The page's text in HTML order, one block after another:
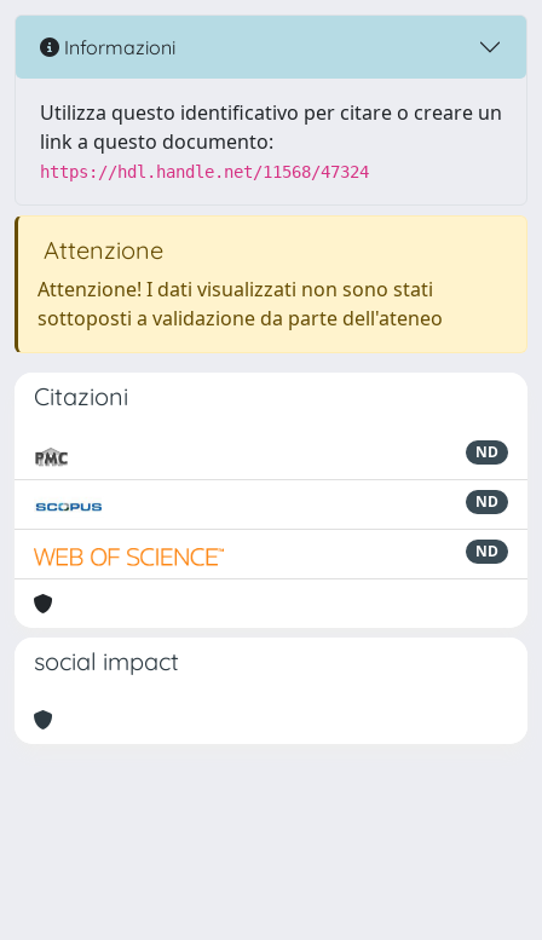
Informazioni
Utilizza questo identificativo per citare o creare un
link a questo documento:
https://hdl.handle.net/11568/47324
Attenzione
Attenzione! I dati visualizzati non sono stati
sottoposti a validazione da parte dell'ateneo
Citazioni
ND
ND
ND
social impact